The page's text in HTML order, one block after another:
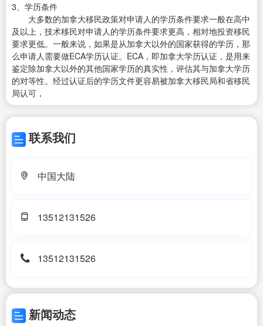
3、学历条件
大多数的加拿大移民政策对申请人的学历条件要求一般在高中
及以上，技术移民对申请人的学历条件要求更高，相对地投资移民
要求更低。一般来说，如果是从加拿大以外的国家获得的学历，那
么申请人需要做ECA学历认证。ECA，即加拿大学历认证，是用来
鉴定除加拿大以外的其他国家学历的真实性，评估其与加拿大学历
的对等性。经过认证后的学历文件更容易被加拿大移民局和省移民
局认可，
联系我们
中国大陆
13512131526
13512131526
新闻动态